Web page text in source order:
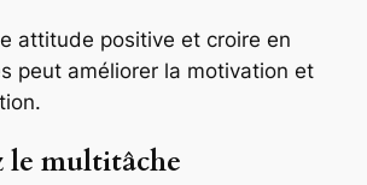
attitude positive et croire en
peut améliorer la motivation et
le multitâche